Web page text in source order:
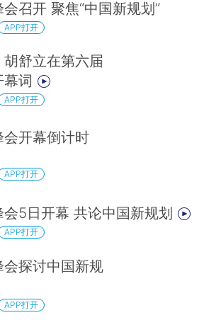
召开 聚焦“中国新规划”
APP打开
胡舒立在第六届
幕词
APP打开
开幕倒计时
APP打开
5日开幕 共论中国新规划
APP打开
探讨中国新规
APP打开